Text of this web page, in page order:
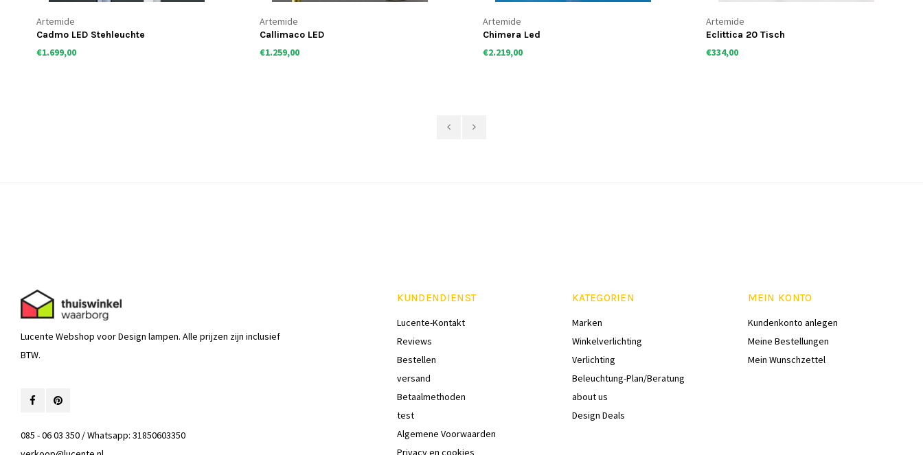
Artemide
Cadmo LED Stehleuchte
€1.699,00
Artemide
Callimaco LED
€1.259,00
Artemide
Chimera Led
€2.219,00
Artemide
Eclittica 20 Tisch
€334,00
Lucente Webshop voor Design lampen. Alle prijzen zijn inclusief
BTW.
085 - 06 03 350 / Whatsapp: 31850603350
KUNDENDIENST
Lucente-Kontakt
Reviews
Bestellen
versand
Betaalmethoden
test
Algemene Voorwaarden
Privacy en cookies
KATEGORIEN
Marken
Winkelverlichting
Verlichting
Beleuchtung-Plan/Beratung
about us
Design Deals
MEIN KONTO
Kundenkonto anlegen
Meine Bestellungen
Mein Wunschzettel